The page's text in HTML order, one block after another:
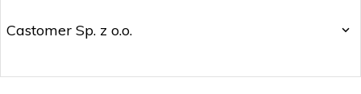
Castomer Sp. z o.o.